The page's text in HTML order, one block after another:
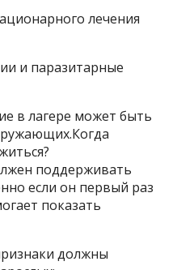
лечения
и паразитарные
в лагере может быть
поддерживать
если он первый раз
показать
должны